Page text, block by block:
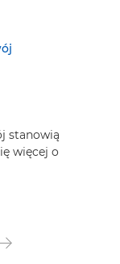
stanowią
więcej o